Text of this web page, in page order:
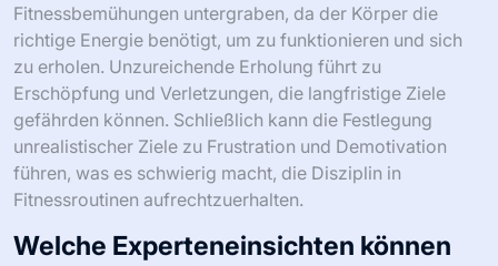
Fitnessbemühungen untergraben, da der Körper die
richtige Energie benötigt, um zu funktionieren und sich
zu erholen. Unzureichende Erholung führt zu
Erschöpfung und Verletzungen, die langfristige Ziele
gefährden können. Schließlich kann die Festlegung
unrealistischer Ziele zu Frustration und Demotivation
führen, was es schwierig macht, die Disziplin in
Fitnessroutinen aufrechtzuerhalten.
Welche Experteneinsichten können